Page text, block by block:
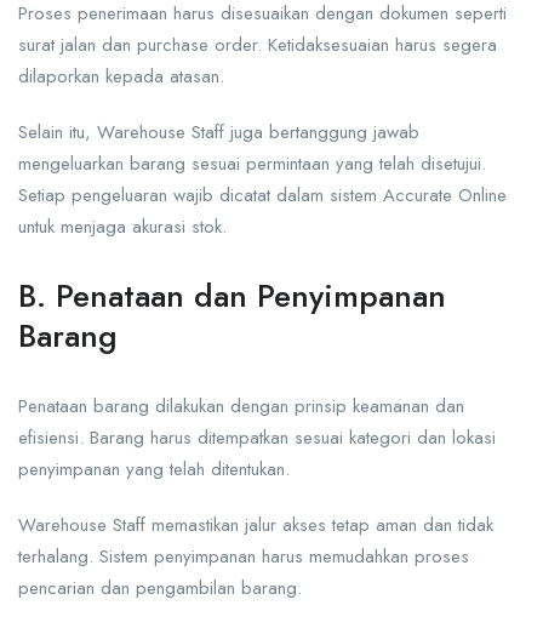
Proses penerimaan harus disesuaikan dengan dokumen seperti
surat jalan dan purchase order. Ketidaksesuaian harus segera
dilaporkan kepada atasan.
Selain itu, Warehouse Staff juga bertanggung jawab
mengeluarkan barang sesuai permintaan yang telah disetujui.
Setiap pengeluaran wajib dicatat dalam sistem Accurate Online
untuk menjaga akurasi stok.
B. Penataan dan Penyimpanan
Barang
Penataan barang dilakukan dengan prinsip keamanan dan
efisiensi. Barang harus ditempatkan sesuai kategori dan lokasi
penyimpanan yang telah ditentukan.
Warehouse Staff memastikan jalur akses tetap aman dan tidak
terhalang. Sistem penyimpanan harus memudahkan proses
pencarian dan pengambilan barang.